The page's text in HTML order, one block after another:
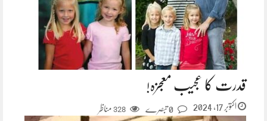
قدرت کا عجیب معجزہ!
اکتوبر 17, 2024 0 تبصرے 328مناظر